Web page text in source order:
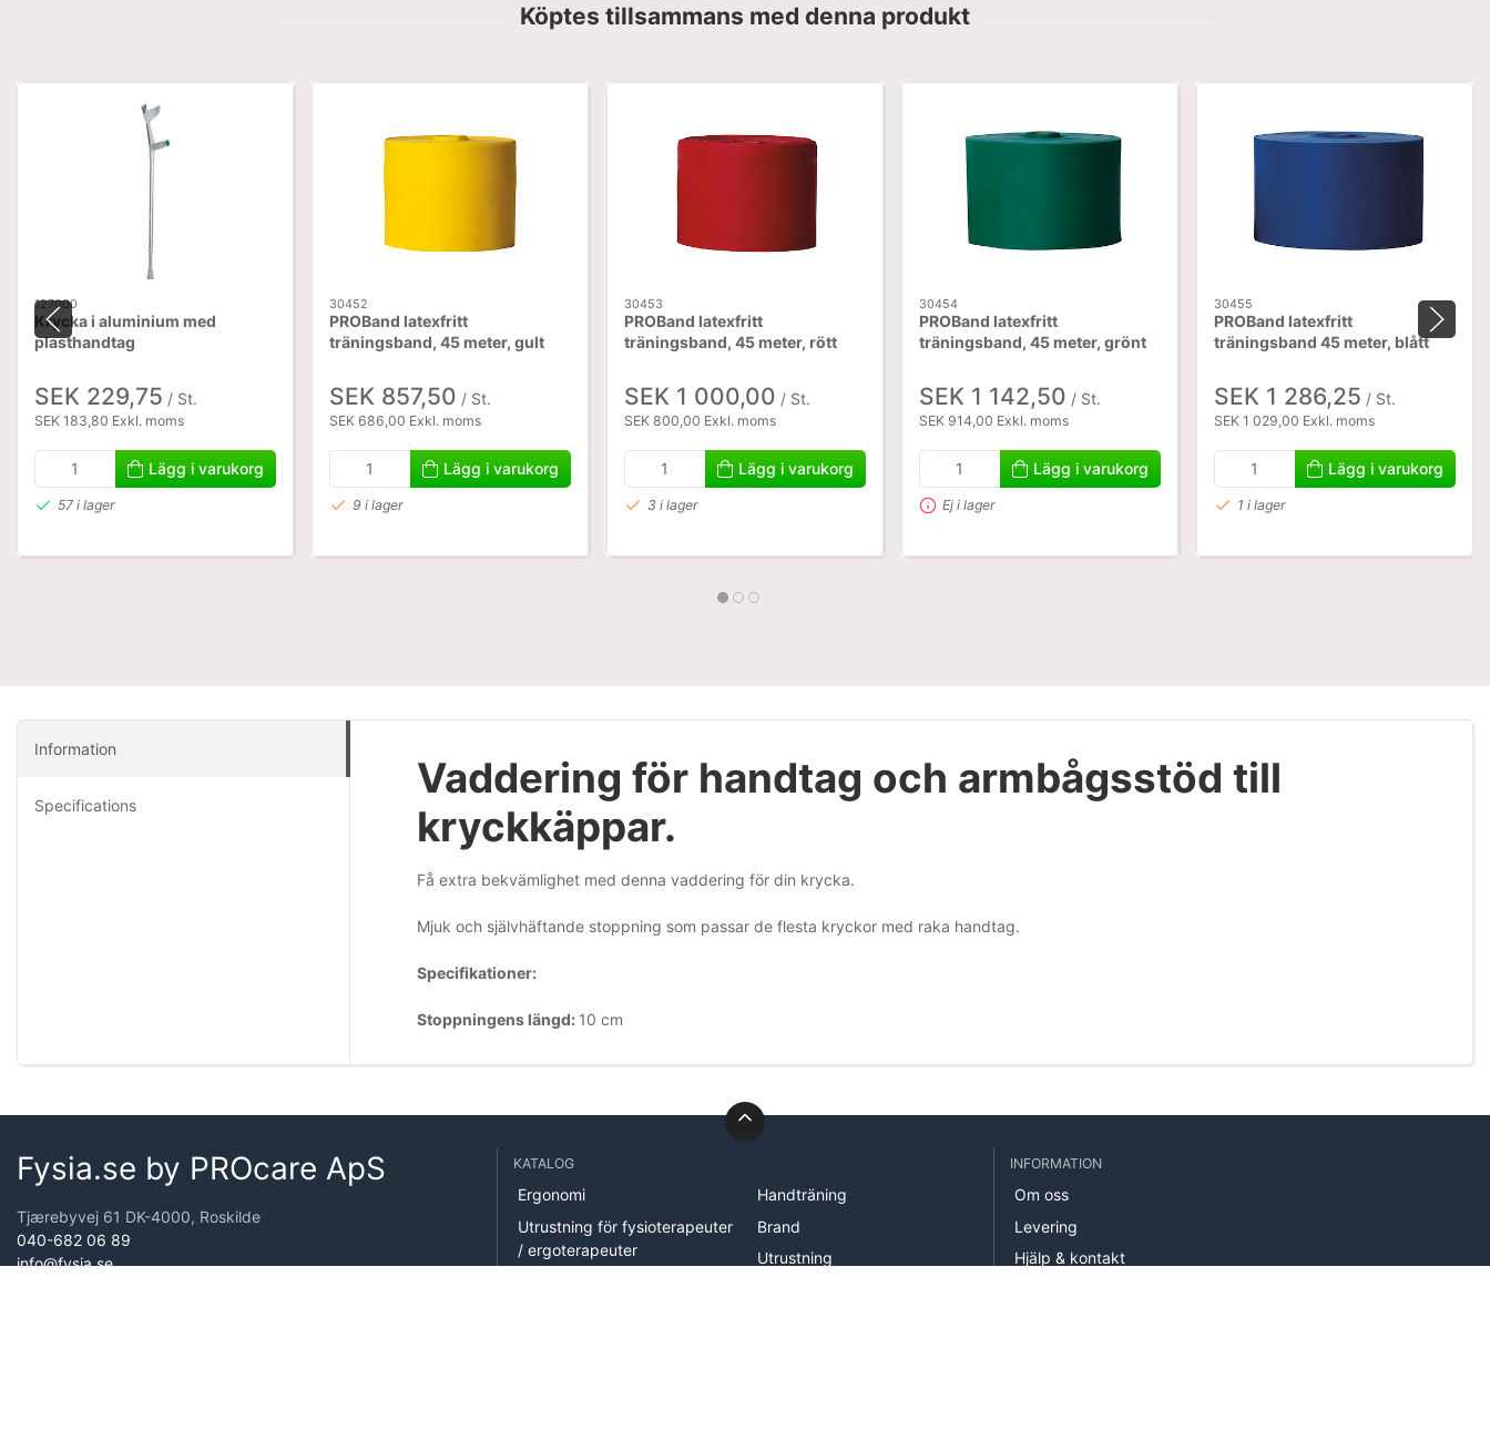
Köptes tillsammans med denna produkt
127000
Krycka i aluminium med
plasthandtag
SEK 229,75 / St.
SEK 183,80 Exkl. moms
Lägg i varukorg
57 i lager
30452
PROBand latexfritt
träningsband, 45 meter, gult
SEK 857,50 / St.
SEK 686,00 Exkl. moms
Lägg i varukorg
9 i lager
30453
PROBand latexfritt
träningsband, 45 meter, rött
SEK 1 000,00 / St.
SEK 800,00 Exkl. moms
Lägg i varukorg
3 i lager
30454
PROBand latexfritt
träningsband, 45 meter, grönt
SEK 1 142,50 / St.
SEK 914,00 Exkl. moms
Lägg i varukorg
Ej i lager
30455
PROBand latexfritt
träningsband 45 meter, blått
SEK 1 286,25 / St.
SEK 1 029,00 Exkl. moms
Lägg i varukorg
1 i lager
Information
Specifications
Vaddering för handtag och armbågsstöd till
kryckkäppar.
Få extra bekvämlighet med denna vaddering för din krycka.
Mjuk och självhäftande stoppning som passar de flesta kryckor med raka handtag.
Specifikationer:
Stoppningens längd: 10 cm
Fysia.se by PROcare ApS
Tjærebyvej 61 DK-4000, Roskilde
040-682 06 89
info@fysia.se
KATALOG
Ergonomi
Utrustning för fysioterapeuter
/ ergoterapeuter
Handträning
Brand
Utrustning
INFORMATION
Om oss
Levering
Hjälp & kontakt